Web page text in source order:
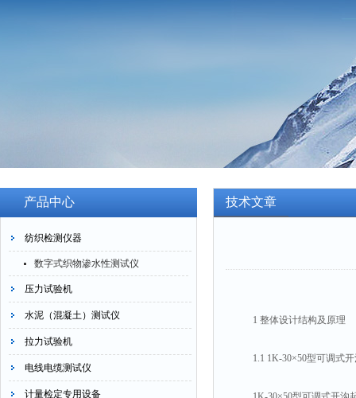
产品中心
纺织检测仪器
数字式织物渗水性测试仪
压力试验机
水泥（混凝土）测试仪
拉力试验机
电线电缆测试仪
计量检定专用设备
技术文章
1 整体设计结构及原理
1.1 1K-30×50型可调式开